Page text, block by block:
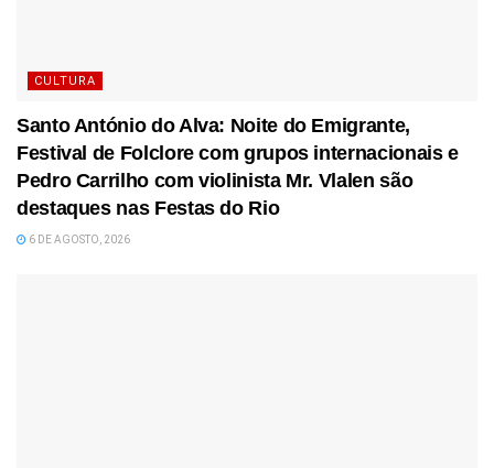
CULTURA
Santo António do Alva: Noite do Emigrante,
Festival de Folclore com grupos internacionais e
Pedro Carrilho com violinista Mr. Vlalen são
destaques nas Festas do Rio
6 DE AGOSTO, 2026